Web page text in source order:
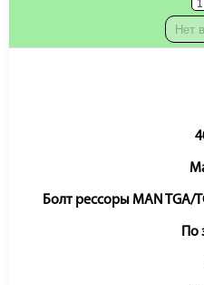
Нет
Болт рессоры MAN TGA/
По